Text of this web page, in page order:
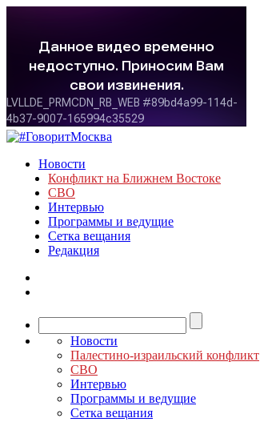
Новости
Конфликт на Ближнем Востоке
СВО
Интервью
Программы и ведущие
Сетка вещания
Редакция
Новости
Палестино-израильский конфликт
СВО
Интервью
Программы и ведущие
Сетка вещания